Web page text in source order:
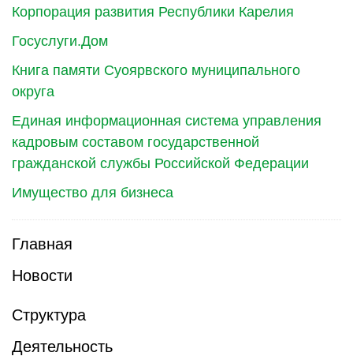
Корпорация развития Республики Карелия
Госуслуги.Дом
Книга памяти Суоярвского муниципального
округа
Единая информационная система управления
кадровым составом государственной
гражданской службы Российской Федерации
Имущество для бизнеса
Главная
Новости
Структура
Деятельность